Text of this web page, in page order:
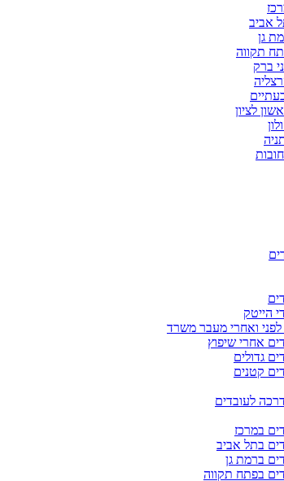
אביב
גן
תקווה
ברק
לציון
הייטק
לפני ואחרי מעבר משרד
אחרי שיפוץ
גדולים
קטנים
לעובדים
במרכז
בתל אביב
ברמת גן
בפתח תקווה